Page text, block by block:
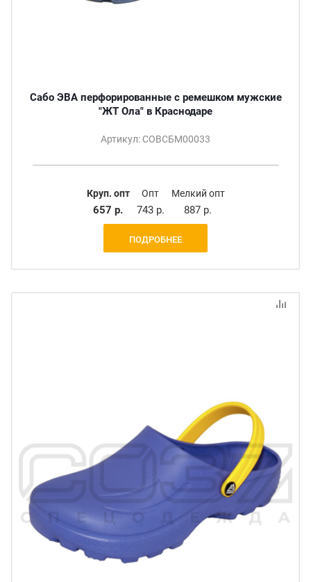
Сабо ЭВА перфорированные с ремешком мужские
"ЖТ Ола" в Краснодаре
Артикул: СОВСБМ00033
Круп. опт
657 р.
Опт
743 р.
Мелкий опт
887 р.
ПОДРОБНЕЕ